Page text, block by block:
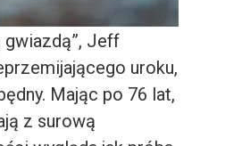
gwiazdą”, Jeff
uroku,
Mając po 76 lat,
z surową